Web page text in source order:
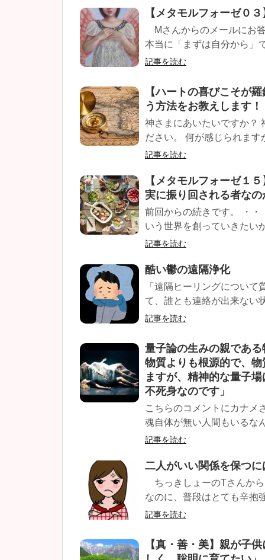
【メタモルフォーゼ０
Mさんからのメールにお
本当に「まずは自分から」
記事を読む
【ハートの喜びこそが
う方法をお教えします！
神さまにあいたいですか？
ださい。 何が感じられます
記事を読む
【メタモルフォーゼ１
実に振り回される者なの
前回からの続きです。 ・
いう世界を創っていきたい
記事を読む
酷い鬱の遠隔浄化
「遠隔ヒーリングについ
て、誰とも連絡が出来ない
記事を読む
量子論の生みの親であ
物質よりも根源的で、
ますが、精神的な量子
不死身なのです」
こちらのコメントにカナメ
魂自体が無い人間もいるな
記事を読む
二人がいい関係を保つ
ちっきしょーのTさんか
なのに、普段はとても辛抱
記事を読む
【真・善・美】親が子